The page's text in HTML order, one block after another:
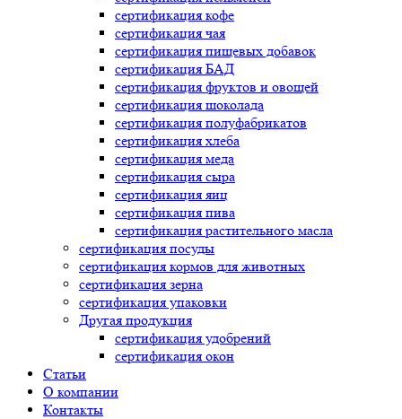
сертификация кофе
сертификация чая
сертификация пищевых добавок
сертификация БАД
сертификация фруктов и овощей
сертификация шоколада
сертификация полуфабрикатов
сертификация хлеба
сертификация меда
сертификация сыра
сертификация яиц
сертификация пива
сертификация растительного масла
сертификация посуды
сертификация кормов для животных
сертификация зерна
сертификация упаковки
Другая продукция
сертификация удобрений
сертификация окон
Статьи
О компании
Контакты